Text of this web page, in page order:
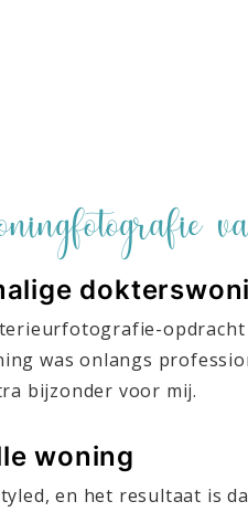
was onlangs
bijzonder voor mij.
woning
en het resultaat is